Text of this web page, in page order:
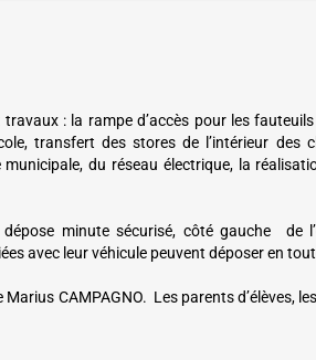
: la rampe d’accès pour les
transfert des stores de l’intérieur des
du réseau électrique, la
minute sécurisé, côté gauche de
avec leur véhicule peuvent déposer en
CAMPAGNO. Les parents d’élèves,